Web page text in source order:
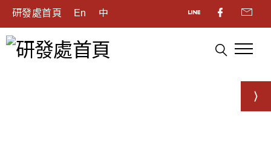
研發處首頁 En 中